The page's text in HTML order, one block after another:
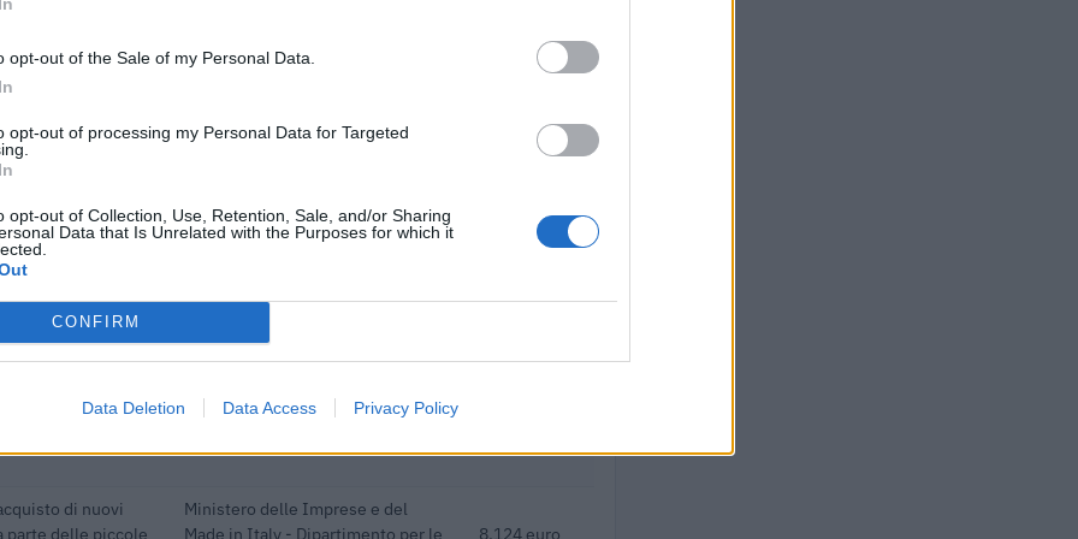
opt-out of the Sale of my Personal Data.
opt-out of processing my Personal Data for Targeted
opt-out of Collection, Use, Retention, Sale, and/or Sharing
Data that Is Unrelated with the Purposes for which it
CONFIRM
Data Deletion Data Access Privacy Policy
162.295 euro
(Open Data, licenza CC BY-SA 4.0). Ogni CIG e' verificabile sul portale ANAC.
per un totale di almeno 573.722 euro (2020–2026).
previdenziali per
indeterminato
di nuovi
parte delle piccole
Ministero delle Imprese e del
Made in Italy - Dipartimento per le
8.124 euro